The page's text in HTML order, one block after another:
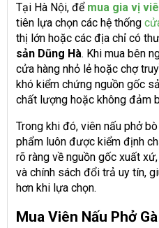
Tại Hà Nội, để mua gia vị
tiên lựa chọn các hệ thống
thị lớn hoặc các địa chỉ có
sản Dũng Hà. Khi mua bên
cửa hàng nhỏ lẻ hoặc chợ
khó kiểm chứng nguồn gốc
chất lượng hoặc không đảm
Trong khi đó, viên nấu phở
phẩm luôn được kiểm định
rõ ràng về nguồn gốc xuất
và chính sách đổi trả uy tín,
hơn khi lựa chọn.
Mua Viên Nấu Phở